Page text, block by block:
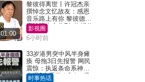
01:00
黎彼得离世丨许冠杰亲
撰悼念文忆故友：感恩
音乐路上有你 黎彼德曾
直认唔夹合作7年终拆伙
影视圈
6小时前
33岁港男突中风半身瘫
痪 母拖3日先报警 网民
震惊：执返条命系神迹
自爆2个恶习｜Juicy叮
时事热话